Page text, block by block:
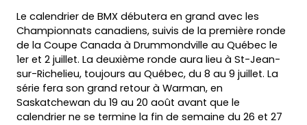
Le calendrier de BMX débutera en grand avec les
Championnats canadiens, suivis de la première ronde
de la Coupe Canada à Drummondville au Québec le
1er et 2 juillet. La deuxième ronde aura lieu à St-Jean-
sur-Richelieu, toujours au Québec, du 8 au 9 juillet. La
série fera son grand retour à Warman, en
Saskatchewan du 19 au 20 août avant que le
calendrier ne se termine la fin de semaine du 26 et 27